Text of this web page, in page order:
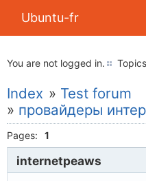
Ubuntu-fr
You are not logged in.
Index » Test forum
» провайдеры
Pages: 1
internetpeaws